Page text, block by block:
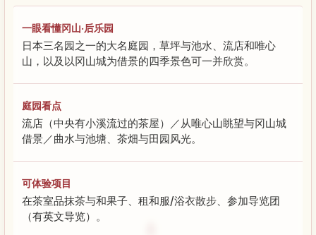
一眼看懂冈山·后乐园
日本三名园之一的大名庭园，草坪与池水、流店和唯心
山，以及以冈山城为借景的四季景色可一并欣赏。
庭园看点
流店（中央有小溪流过的茶屋）／从唯心山眺望与冈山城
借景／曲水与池塘、茶畑与田园风光。
可体验项目
在茶室品抹茶与和果子、租和服/浴衣散步、参加导览团
（有英文导览）。